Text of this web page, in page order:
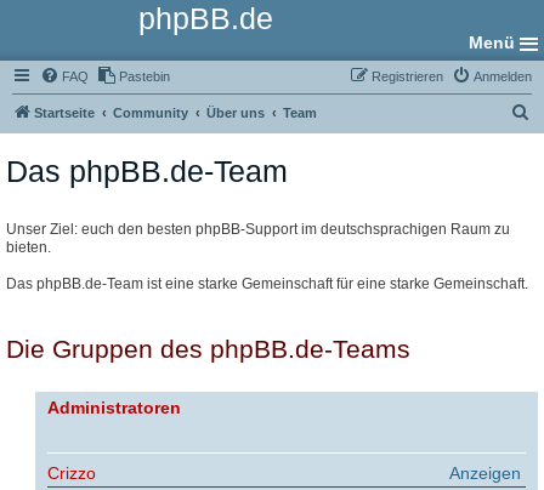
phpBB.de
Menü
FAQ Pastebin Anmelden
Registrieren
Startseite Community Über uns Team
Das phpBB.de-Team
Unser Ziel: euch den besten phpBB-Support im deutschsprachigen Raum zu
bieten.
Das phpBB.de-Team ist eine starke Gemeinschaft für eine starke Gemeinschaft.
Die Gruppen des phpBB.de-Teams
Administratoren
Anzeigen
Crizzo